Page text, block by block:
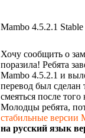
Mambo 4.5.2.1
Хочу сообщить о
поразила! Ребята
Mambo 4.5.2.1 и
перевод был
смеяться после
Молодцы ребята,
стабильные версии
на русский язык